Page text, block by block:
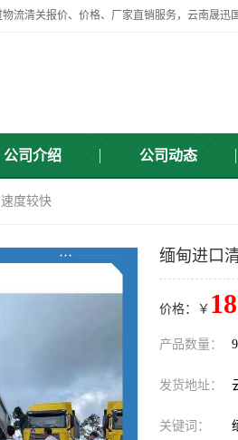
公司介绍 公司动态
度较快
缅甸进口
价格：￥
产品数量：
发货地址：
关键词：